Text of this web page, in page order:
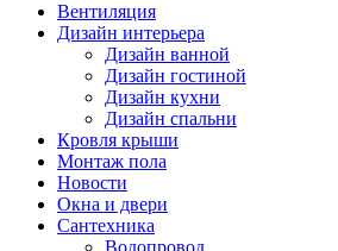
Вентиляция
Дизайн интерьера
Дизайн ванной
Дизайн гостиной
Дизайн кухни
Дизайн спальни
Кровля крыши
Монтаж пола
Новости
Окна и двери
Сантехника
Водопровод